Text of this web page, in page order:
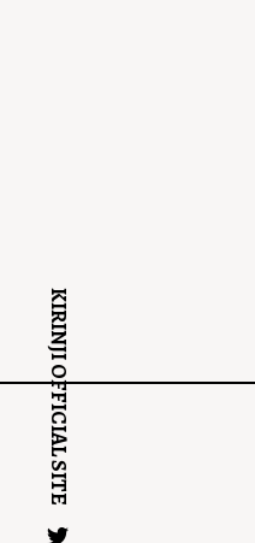
KIRINJI OFFICIAL SITE